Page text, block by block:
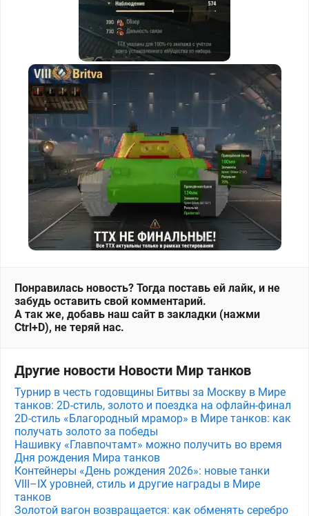
Понравилась новость? Тогда поставь ей лайк, и не
забудь оставить свой комментарий.
А так же, добавь наш сайт в закладки (нажми
Ctrl+D), не теряй нас.
Другие новости Новости Мир танков
Турнир в честь годовщины Битвы за Москву в Мире
танков: 2D-стиль, золото и поездка на офлайн-финал
2D-стиль «Благородный мрамор» в Мире танков: как
получать золото за победы
Нашивку «Главпочтамт» можно получить во время
Дня рождения Мира танков
Контейнеры «День рождения 2026»: новые танки
VIII–IX уровней, стиль и другие награды в Мире
танков
Золотой вагон возвращается: как обменять серебро